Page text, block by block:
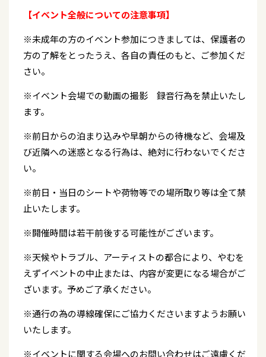
【イベント全般についての注意事項】
※未成年の方のイベント参加につきましては、保護者の
方の了解をとったうえ、各自の責任のもと、ご参加くだ
さい。
※イベント会場での動画の撮影 録音行為を禁止いたし
ます。
※前日からの泊まり込みや早朝からの待機など、会場及
び近隣への迷惑となる行為は、絶対に行わないでくださ
い。
※前日・当日のシートや荷物等での場所取り等は全て禁
止いたします。
※開催時間は若干前後する可能性がございます。
※天候やトラブル、アーティストの都合により、やむを
えずイベントの中止または、内容が変更になる場合がご
ざいます。予めご了承ください。
※通行の為の導線確保にご協力くださいますようお願い
いたします。
※イベントに関する会場へのお問い合わせはご遠慮くだ